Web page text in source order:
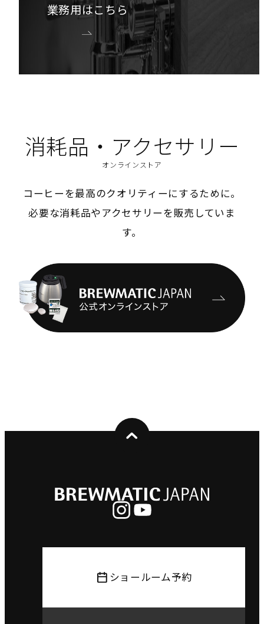
業務用はこちら
消耗品・アクセサリー
オンラインストア
コーヒーを最高のクオリティーにするために。
必要な消耗品やアクセサリーを販売していま
す。
ショールーム予約